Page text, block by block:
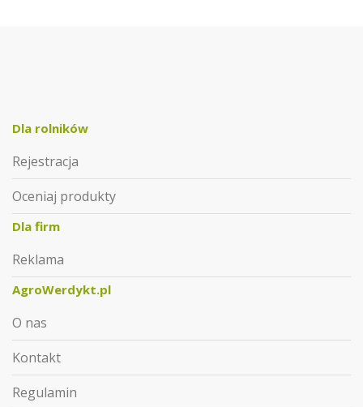
Dla rolników
Rejestracja
Oceniaj produkty
Dla firm
Reklama
AgroWerdykt.pl
O nas
Kontakt
Regulamin